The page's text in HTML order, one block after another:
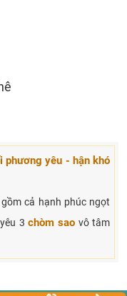
phương yêu - hận khó
cả hạnh phúc ngọt
3 chòm sao vô tâm